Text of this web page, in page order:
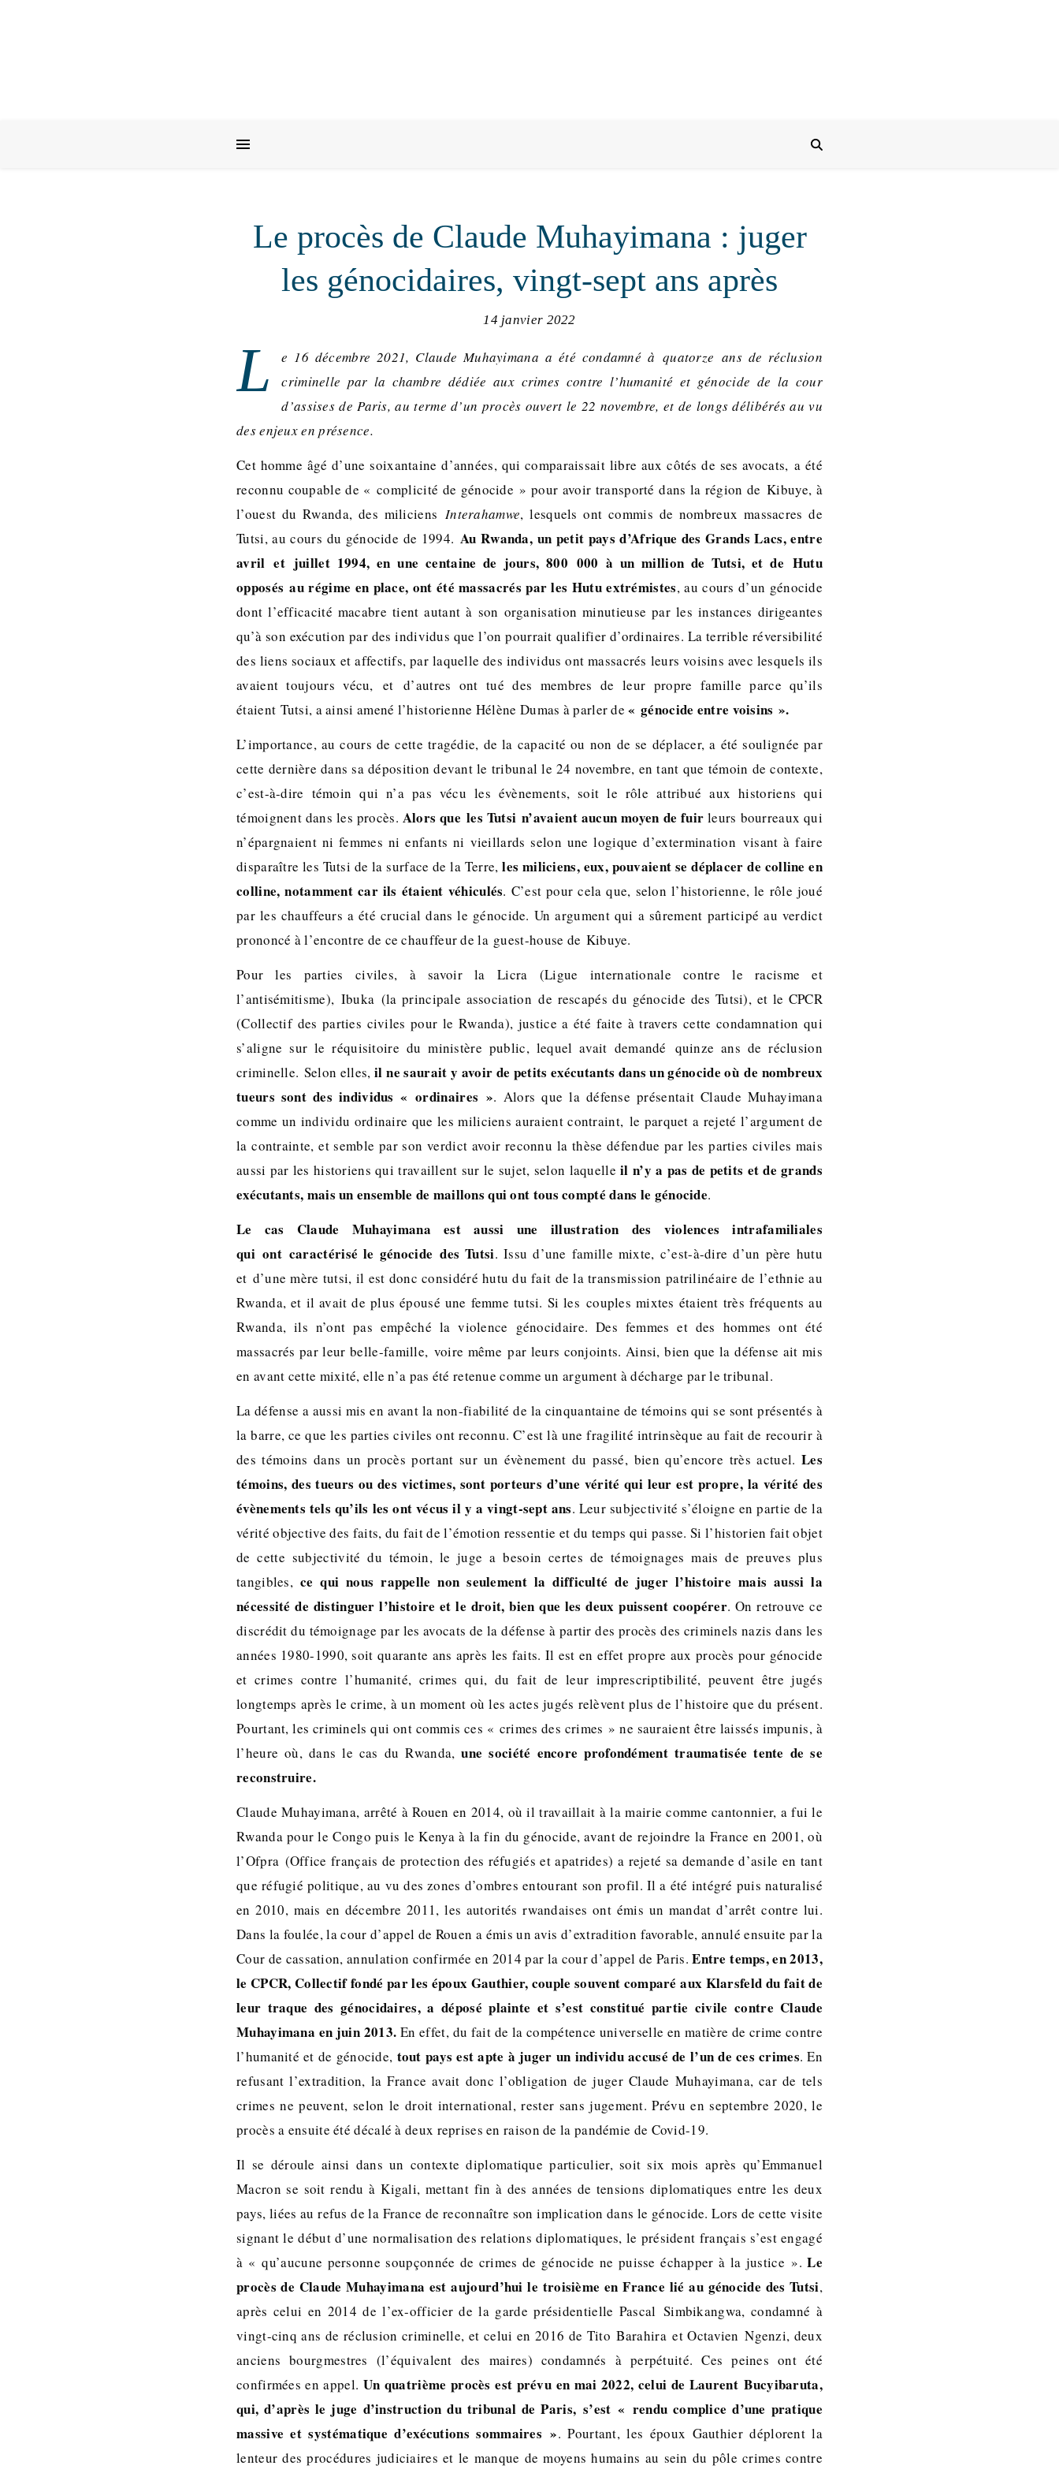
Le procès de Claude Muhayimana : juger
les génocidaires, vingt-sept ans après
14 janvier 2022
L
e 16 décembre 2021, Claude Muhayimana a été condamné à quatorze ans de réclusion
criminelle par la chambre dédiée aux crimes contre l’humanité et génocide de la cour
d’assises de Paris, au terme d’un procès ouvert le 22 novembre, et de longs délibérés au vu
des enjeux en présence.
Cet homme âgé d’une soixantaine d’années, qui comparaissait libre aux côtés de ses avocats, a été
reconnu coupable de « complicité de génocide » pour avoir transporté dans la région de Kibuye, à
l’ouest du Rwanda, des miliciens Interahamwe, lesquels ont commis de nombreux massacres de
Tutsi, au cours du génocide de 1994. Au Rwanda, un petit pays d’Afrique des Grands Lacs, entre
avril et juillet 1994, en une centaine de jours, 800 000 à un million de Tutsi, et de Hutu
opposés au régime en place, ont été massacrés par les Hutu extrémistes, au cours d’un génocide
dont l’efficacité macabre tient autant à son organisation minutieuse par les instances dirigeantes
qu’à son exécution par des individus que l’on pourrait qualifier d’ordinaires. La terrible réversibilité
des liens sociaux et affectifs, par laquelle des individus ont massacrés leurs voisins avec lesquels ils
avaient toujours vécu, et d’autres ont tué des membres de leur propre famille parce qu’ils
étaient Tutsi, a ainsi amené l’historienne Hélène Dumas à parler de« génocide entre voisins ».
L’importance, au cours de cette tragédie, de la capacité ou non de se déplacer, a été soulignée par
cette dernière dans sa déposition devant le tribunal le 24 novembre, en tant que témoin de contexte,
c’est-à-dire témoin qui n’a pas vécu les évènements, soit le rôle attribué aux historiens qui
témoignent dans les procès. Alors que les Tutsi n’avaient aucun moyen de fuir leurs bourreaux qui
n’épargnaient ni femmes ni enfants ni vieillards selon une logique d’extermination visant à faire
disparaître les Tutsi de la surface de la Terre,les miliciens, eux, pouvaient se déplacer de colline en
colline, notamment car ils étaient véhiculés. C’est pour cela que, selon l’historienne, le rôle joué
par les chauffeurs a été crucial dans le génocide. Un argument qui a sûrement participé au verdict
prononcé à l’encontre de ce chauffeur de la guest-house de Kibuye.
Pour les parties civiles, à savoir la Licra (Ligue internationale contre le racisme et
l’antisémitisme), Ibuka (la principale association de rescapés du génocide des Tutsi), et le CPCR
(Collectif des parties civiles pour le Rwanda), justice a été faite à travers cette condamnation qui
s’aligne sur le réquisitoire du ministère public, lequel avait demandé quinze ans de réclusion
criminelle. Selon elles,il ne saurait y avoir de petits exécutants dans un génocide où de nombreux
tueurs sont des individus « ordinaires ». Alors que la défense présentait Claude Muhayimana
comme un individu ordinaire que les miliciens auraient contraint, le parquet a rejeté l’argument de
la contrainte, et semble par son verdict avoir reconnu la thèse défendue par les parties civiles mais
aussi par les historiens qui travaillent sur le sujet, selon laquelle il n’y a pas de petits et de grands
exécutants, mais un ensemble de maillons qui ont tous compté dans le génocide.
Le cas Claude Muhayimana est aussi une illustration des violences intrafamiliales
qui ont caractérisé le génocide des Tutsi. Issu d’une famille mixte, c’est-à-dire d’un père hutu
et d’une mère tutsi, il est donc considéré hutu du fait de la transmission patrilinéaire de l’ethnie au
Rwanda, et il avait de plus épousé une femme tutsi. Si les couples mixtes étaient très fréquents au
Rwanda, ils n’ont pas empêché la violence génocidaire. Des femmes et des hommes ont été
massacrés par leur belle-famille, voire même par leurs conjoints. Ainsi, bien que la défense ait mis
en avant cette mixité, elle n’a pas été retenue comme un argument à décharge par le tribunal.
La défense a aussi mis en avant la non-fiabilité de la cinquantaine de témoins qui se sont présentés à
la barre, ce que les parties civiles ont reconnu. C’est là une fragilité intrinsèque au fait de recourir à
des témoins dans un procès portant sur un évènement du passé, bien qu’encore très actuel.Les
témoins, des tueurs ou des victimes, sont porteurs d’une vérité qui leur est propre, la vérité des
évènements tels qu’ils les ont vécus il y a vingt-sept ans. Leur subjectivité s’éloigne en partie de la
vérité objective des faits, du fait de l’émotion ressentie et du temps qui passe. Si l’historien fait objet
de cette subjectivité du témoin, le juge a besoin certes de témoignages mais de preuves plus
tangibles, ce qui nous rappelle non seulement la difficulté de juger l’histoire mais aussi la
nécessité de distinguer l’histoire et le droit, bien que les deux puissent coopérer. On retrouve ce
discrédit du témoignage par les avocats de la défense à partir des procès des criminels nazis dans les
années 1980-1990, soit quarante ans après les faits. Il est en effet propre aux procès pour génocide
et crimes contre l’humanité, crimes qui, du fait de leur imprescriptibilité, peuvent être jugés
longtemps après le crime, à un moment où les actes jugés relèvent plus de l’histoire que du présent.
Pourtant, les criminels qui ont commis ces « crimes des crimes » ne sauraient être laissés impunis, à
l’heure où, dans le cas du Rwanda, une société encore profondément traumatisée tente de se
reconstruire.
Claude Muhayimana, arrêté à Rouen en 2014, où il travaillait à la mairie comme cantonnier, a fui le
Rwanda pour le Congo puis le Kenya à la fin du génocide, avant de rejoindre la France en 2001, où
l’Ofpra (Office français de protection des réfugiés et apatrides) a rejeté sa demande d’asile en tant
que réfugié politique, au vu des zones d’ombres entourant son profil. Il a été intégré puis naturalisé
en 2010, mais en décembre 2011, les autorités rwandaises ont émis un mandat d’arrêt contre lui.
Dans la foulée, la cour d’appel de Rouen a émis un avis d’extradition favorable, annulé ensuite par la
Cour de cassation, annulation confirmée en 2014 par la cour d’appel de Paris.Entre temps, en 2013,
le CPCR, Collectif fondé par les époux Gauthier, couple souvent comparé aux Klarsfeld du fait de
leur traque des génocidaires, a déposé plainte et s’est constitué partie civile contre Claude
Muhayimana en juin 2013. En effet, du fait de la compétence universelle en matière de crime contre
l’humanité et de génocide, tout pays est apte à juger un individu accusé de l’un de ces crimes. En
refusant l’extradition, la France avait donc l’obligation de juger Claude Muhayimana, car de tels
crimes ne peuvent, selon le droit international, rester sans jugement. Prévu en septembre 2020, le
procès a ensuite été décalé à deux reprises en raison de la pandémie de Covid-19.
Il se déroule ainsi dans un contexte diplomatique particulier, soit six mois après qu’Emmanuel
Macron se soit rendu à Kigali, mettant fin à des années de tensions diplomatiques entre les deux
pays, liées au refus de la France de reconnaître son implication dans le génocide. Lors de cette visite
signant le début d’une normalisation des relations diplomatiques, le président français s’est engagé
à « qu’aucune personne soupçonnée de crimes de génocide ne puisse échapper à la justice ».Le
procès de Claude Muhayimana est aujourd’hui le troisième en France lié au génocide des Tutsi,
après celui en 2014 de l’ex-officier de la garde présidentielle Pascal Simbikangwa, condamné à
vingt-cinq ans de réclusion criminelle, et celui en 2016 de Tito Barahira et Octavien Ngenzi, deux
anciens bourgmestres (l’équivalent des maires) condamnés à perpétuité. Ces peines ont été
confirmées en appel. Un quatrième procès est prévu en mai 2022, celui de Laurent Bucyibaruta,
qui, d’après le juge d’instruction du tribunal de Paris, s’est « rendu complice d’une pratique
massive et systématique d’exécutions sommaires ». Pourtant, les époux Gauthier déplorent la
lenteur des procédures judiciaires et le manque de moyens humains au sein du pôle crimes contre